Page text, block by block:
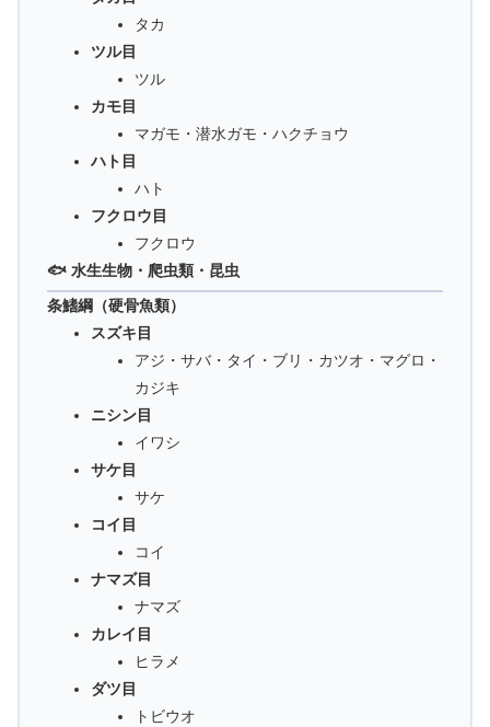
タカ
ツル目
ツル
カモ目
マガモ・潜水ガモ・ハクチョウ
ハト目
ハト
フクロウ目
フクロウ
🐟 水生生物・爬虫類・昆虫
条鰭綱（硬骨魚類）
スズキ目
アジ・サバ・タイ・ブリ・カツオ・マグロ・
カジキ
ニシン目
イワシ
サケ目
サケ
コイ目
コイ
ナマズ目
ナマズ
カレイ目
ヒラメ
ダツ目
トビウオ